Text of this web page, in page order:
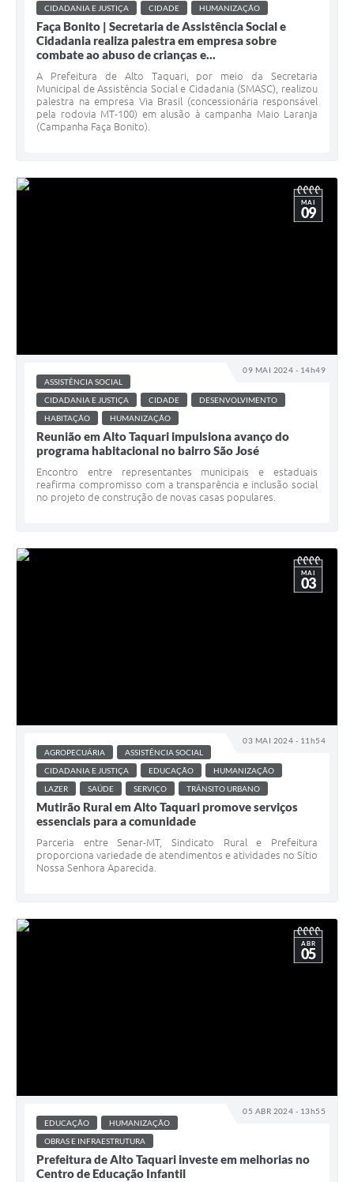
CIDADANIA E JUSTIÇA
CIDADE HUMANIZAÇÃO
Faça Bonito | Secretaria de Assistência Social e
Cidadania realiza palestra em empresa sobre
combate ao abuso de crianças e...
A Prefeitura de Alto Taquari, por meio da Secretaria
Municipal de Assistência Social e Cidadania (SMASC), realizou
palestra na empresa Via Brasil (concessionária responsável
pela rodovia MT-100) em alusão à campanha Maio Laranja
(Campanha Faça Bonito).
09 MAI 2024 - 14h49
MAI
09
ASSISTÊNCIA SOCIAL
CIDADANIA E JUSTIÇA
CIDADE
DESENVOLVIMENTO
HABITAÇÃO
HUMANIZAÇÃO
Reunião em Alto Taquari impulsiona avanço do
programa habitacional no bairro São José
Encontro entre representantes municipais e estaduais
reafirma compromisso com a transparência e inclusão social
no projeto de construção de novas casas populares.
03 MAI 2024 - 11h54
MAI
03
AGROPECUÁRIA
ASSISTÊNCIA SOCIAL
CIDADANIA E JUSTIÇA
EDUCAÇÃO
HUMANIZAÇÃO
LAZER
SAÚDE SERVIÇO TRÂNSITO URBANO
Mutirão Rural em Alto Taquari promove serviços
essenciais para a comunidade
Parceria entre Senar-MT, Sindicato Rural e Prefeitura
proporciona variedade de atendimentos e atividades no Sítio
Nossa Senhora Aparecida.
05 ABR 2024 - 13h55
ABR
05
EDUCAÇÃO
HUMANIZAÇÃO
OBRAS E INFRAESTRUTURA
Prefeitura de Alto Taquari investe em melhorias no
Centro de Educação Infantil